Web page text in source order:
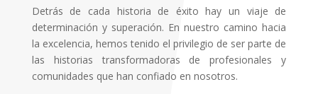
Detrás de cada historia de éxito hay un viaje de
determinación y superación. En nuestro camino hacia
la excelencia, hemos tenido el privilegio de ser parte de
las historias transformadoras de profesionales y
comunidades que han confiado en nosotros.